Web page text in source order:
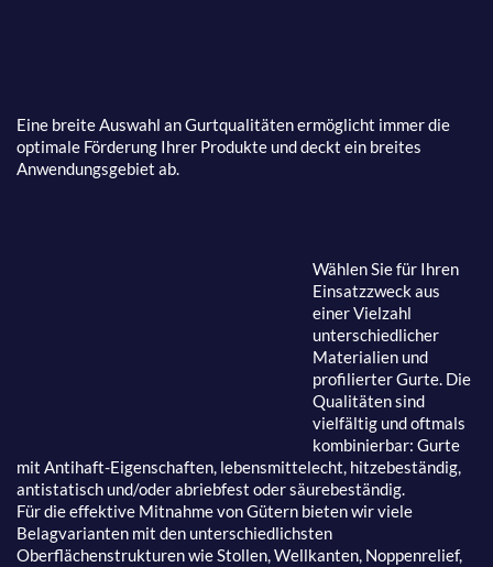
Eine breite Auswahl an Gurtqualitäten ermöglicht immer die
optimale Förderung Ihrer Produkte und deckt ein breites
Anwendungsgebiet ab.
Wählen Sie für Ihren
Einsatzzweck aus
einer Vielzahl
unterschiedlicher
Materialien und
profilierter Gurte. Die
Qualitäten sind
vielfältig und oftmals
kombinierbar: Gurte
mit Antihaft-Eigenschaften, lebensmittelecht, hitzebeständig,
antistatisch und/oder abriebfest oder säurebeständig.
Für die effektive Mitnahme von Gütern bieten wir viele
Belagvarianten mit den unterschiedlichsten
Oberflächenstrukturen wie Stollen, Wellkanten, Noppenrelief,